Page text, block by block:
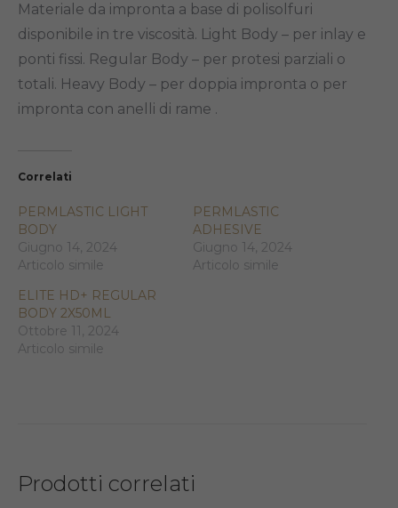
Materiale da impronta a base di polisolfuri
disponibile in tre viscosità. Light Body – per inlay e
ponti fissi. Regular Body – per protesi parziali o
totali. Heavy Body – per doppia impronta o per
impronta con anelli di rame .
Correlati
PERMLASTIC LIGHT
BODY
Giugno 14, 2024
Articolo simile
PERMLASTIC
ADHESIVE
Giugno 14, 2024
Articolo simile
ELITE HD+ REGULAR
BODY 2X50ML
Ottobre 11, 2024
Articolo simile
Prodotti correlati